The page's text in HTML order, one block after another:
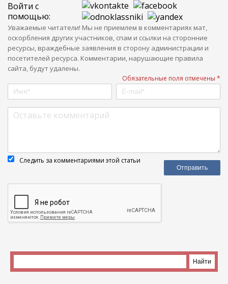
Войти с
помощью:
Уважаемые читатели! Мы не приемлем в комментариях мат,
оскорбления других участников, спам и ссылки на сторонние
ресурсы, враждебные заявления в сторону администрации и
посетителей ресурса. Комментарии, нарушающие правила
сайта, будут удалены.
Обязательные поля отмечены *
Следить за комментариями этой статьи